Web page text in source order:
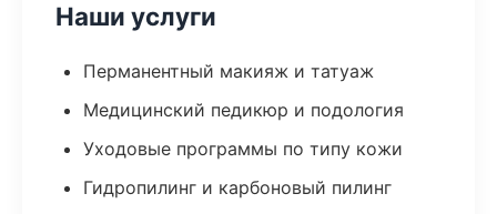
Наши услуги
Перманентный макияж и татуаж
Медицинский педикюр и подология
Уходовые программы по типу кожи
Гидропилинг и карбоновый пилинг